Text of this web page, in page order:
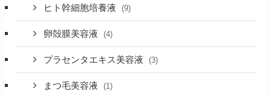
ヒト幹細胞培養液 (9)
卵殻膜美容液 (4)
プラセンタエキス美容液 (3)
まつ毛美容液 (1)